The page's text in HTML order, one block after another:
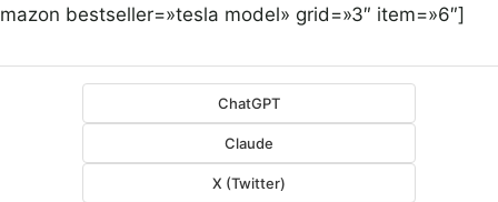
bestseller=»tesla model» grid=»3″ item=»6″]
ChatGPT
Claude
X (Twitter)